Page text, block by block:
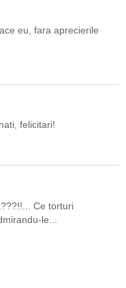
eu, fara aprecierile
felicitari!
Ce torturi
le...